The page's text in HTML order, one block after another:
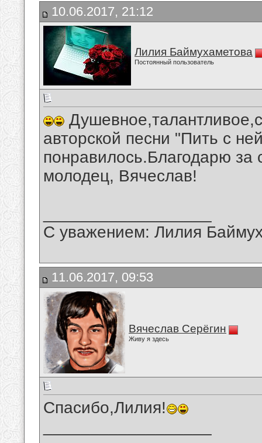
10.06.2017, 21:12
Лилия Баймухаметова
Постоянный пользователь
авторской песни "Пить с
понравилось.Благодарю за
молодец, Вячеслав!
С уважением: Лилия
11.06.2017, 09:53
Вячеслав Серёгин
Живу я здесь
Спасибо,Лилия!